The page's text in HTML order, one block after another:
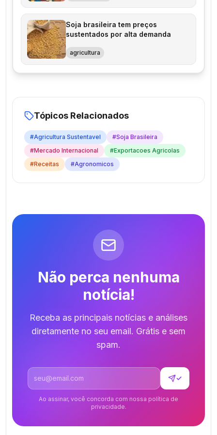
Soja brasileira tem preços
sustentados por alta demanda
agricultura
Tópicos Relacionados
#Agricultura Sustentavel #Soja Brasileira
#Mercado Internacional #Exportacoes Agricolas
#Receitas #Agronomicos
Não perca nenhuma
notícia!
Receba as principais notícias e análises
diretamente no seu email. Grátis e sem
spam.
Endereço de email
✓
Ao assinar, você concorda com nossa política de
privacidade.